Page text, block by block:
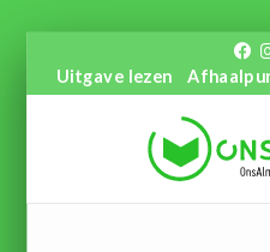
Uitgave lezen